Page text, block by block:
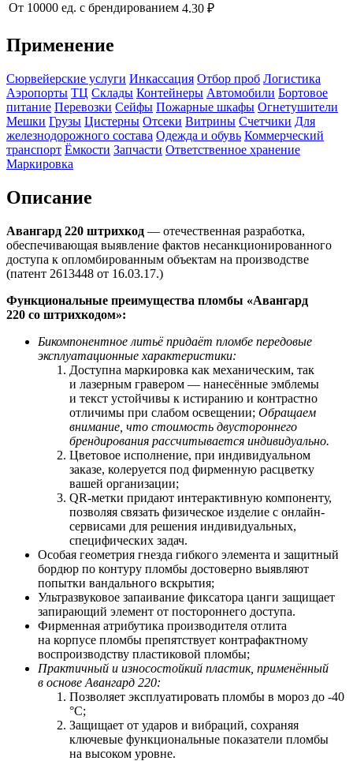
От 10000 ед. с брендированием 4.30 ₽
Применение
Сюрвейерские услуги Инкассация Отбор проб Логистика
Аэропорты ТЦ Склады Контейнеры Автомобили Бортовое
питание Перевозки Сейфы Пожарные шкафы Огнетушители
Мешки Грузы Цистерны Отсеки Витрины Счетчики Для
железнодорожного состава Одежда и обувь Коммерческий
транспорт Ёмкости Запчасти Ответственное хранение
Маркировка
Описание
Авангард 220 штрихкод — отечественная разработка,
обеспечивающая выявление фактов несанкционированного
доступа к опломбированным объектам на производстве
(патент 2613448 от 16.03.17.)
Функциональные преимущества пломбы «Авангард
220 со штрихкодом»:
Бикомпонентное литьё придаёт пломбе передовые
эксплуатационные характеристики:
Доступна маркировка как механическим, так
и лазерным гравером — нанесённые эмблемы
и текст устойчивы к истиранию и контрастно
отличимы при слабом освещении; Обращаем
внимание, что стоимость двустороннего
брендирования рассчитывается индивидуально.
Цветовое исполнение, при индивидуальном
заказе, колеруется под фирменную расцветку
вашей организации;
QR-метки придают интерактивную компоненту,
позволяя связать физическое изделие с онлайн-
сервисами для решения индивидуальных,
специфических задач.
Особая геометрия гнезда гибкого элемента и защитный
бордюр по контуру пломбы достоверно выявляют
попытки вандального вскрытия;
Ультразвуковое запаивание фиксатора цанги защищает
запирающий элемент от постороннего доступа.
Фирменная атрибутика производителя отлита
на корпусе пломбы препятствует контрафактному
воспроизводству пластиковой пломбы;
Практичный и износостойкий пластик, применённый
в основе Авангард 220:
Позволяет эксплуатировать пломбы в мороз до -40
°С;
Защищает от ударов и вибраций, сохраняя
ключевые функциональные показатели пломбы
на высоком уровне.